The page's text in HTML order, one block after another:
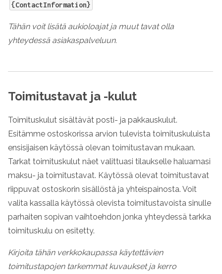
{ContactInformation}
Tähän voit lisätä aukioloajat ja muut tavat olla
yhteydessä asiakaspalveluun.
Toimitustavat ja -kulut
Toimituskulut sisältävät posti- ja pakkauskulut.
Esitämme ostoskorissa arvion tulevista toimituskuluista
ensisijaisen käytössä olevan toimitustavan mukaan.
Tarkat toimituskulut näet valittuasi tilaukselle haluamasi
maksu- ja toimitustavat. Käytössä olevat toimitustavat
riippuvat ostoskorin sisällöstä ja yhteispainosta. Voit
valita kassalla käytössä olevista toimitustavoista sinulle
parhaiten sopivan vaihtoehdon jonka yhteydessä tarkka
toimituskulu on esitetty.
Kirjoita tähän verkkokaupassa käytettävien
toimitustapojen tarkemmat kuvaukset ja kerro